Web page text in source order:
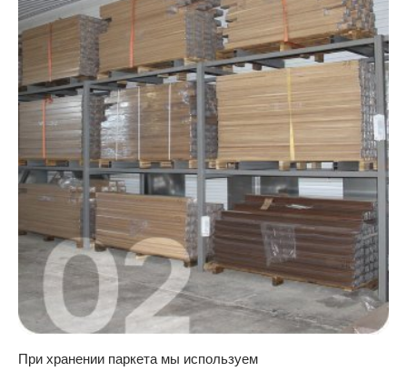
При хранении паркета мы используем